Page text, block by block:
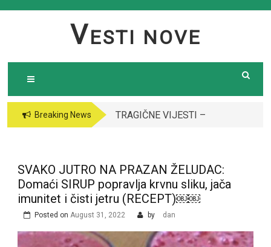
VESTI NOVE
Breaking News
TRAGIČNE VIJESTI –
i ogroman broj ljudi
ispred njene kuće￼￼
VODITELJICA
GROFA I NAPUSTILA
SRBIJU: Čekajte da
vidite kako danas
izgleda￼
SVAKO JUTRO NA PRAZAN ŽELUDAC:
Domaći SIRUP popravlja krvnu sliku, jača
imunitet i čisti jetru (RECEPT)￼￼
Posted on August 31, 2022 by dan